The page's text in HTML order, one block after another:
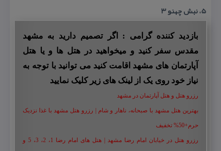
۵، نبش چهنو ۳
بازدید کننده گرامی : اگر تصمیم دارید به مشهد
مقدس سفر کنید و میخواهید در هتل ها و یا هتل
آپارتمان های مشهد اقامت کنید می توانید با توجه به
نیاز خود روی یک از لینک های زیر کلیک نمایید
رزرو هتل و هتل آپارتمان در مشهد
بهترین هتل مشهد با صبحانه، ناهار و شام | رزرو هتل مشهد با غذا نزدیک
حرم+50% تخفیف
رزرو هتل در خیابان امام رضا مشهد | هتل‌ های امام رضا 1، 2، 3، 5 و